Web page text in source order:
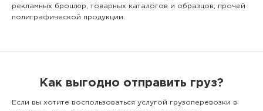
рекламных брошюр, товарных каталогов и образцов, прочей
полиграфической продукции.
Как выгодно отправить груз?
Если вы хотите воспользоваться услугой грузоперевозки в